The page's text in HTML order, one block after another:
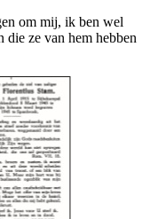
om mij, ik ben wel
die ze van hem hebben